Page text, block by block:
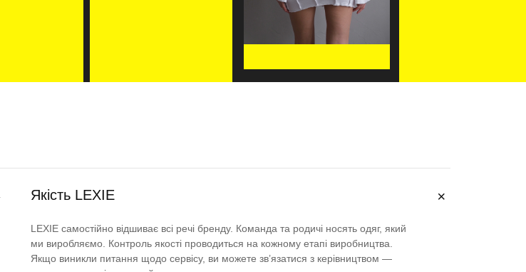
Якість LEXIE ＋
LEXIE самостійно відшиває всі речі бренду. Команда та родичі носять одяг, який
ми виробляємо. Контроль якості проводиться на кожному етапі виробництва.
Якщо виникли питання щодо сервісу, ви можете зв’язатися з керівництвом —